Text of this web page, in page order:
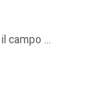
campo ...